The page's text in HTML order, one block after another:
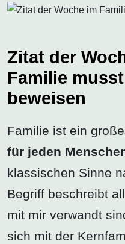
Zitat der
Familie
beweisen
Familie ist ein
für jeden
klassischen Sinne
Begriff beschreibt
mit mir verwandt
sich mit der